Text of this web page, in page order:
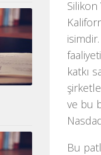
Silikon
katkı
ve bu
Bu